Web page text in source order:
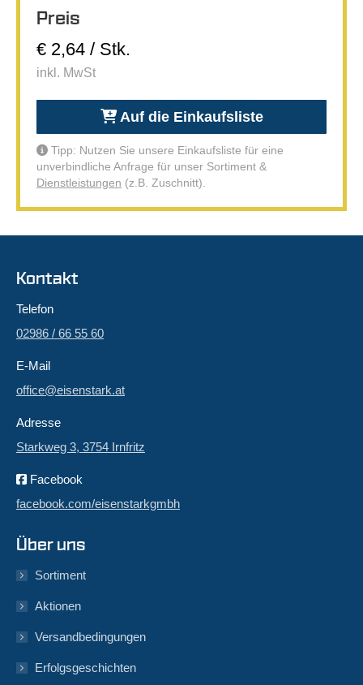
Preis
€ 2,64 / Stk.
inkl. MwSt
Auf die Einkaufsliste
Tipp: Nutzen Sie unsere Einkaufsliste für eine
unverbindliche Anfrage für unser Sortiment &
Dienstleistungen (z.B. Zuschnitt).
Kontakt
Telefon
02986 / 66 55 60
E-Mail
office@eisenstark.at
Adresse
Starkweg 3, 3754 Irnfritz
Facebook
facebook.com/eisenstarkgmbh
Über uns
Sortiment
Aktionen
Versandbedingungen
Erfolgsgeschichten